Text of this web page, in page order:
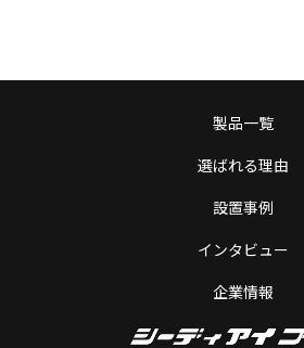
製品一覧
選ばれる理由
設置事例
インタビュー
企業情報